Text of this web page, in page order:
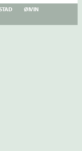
ØIVIN